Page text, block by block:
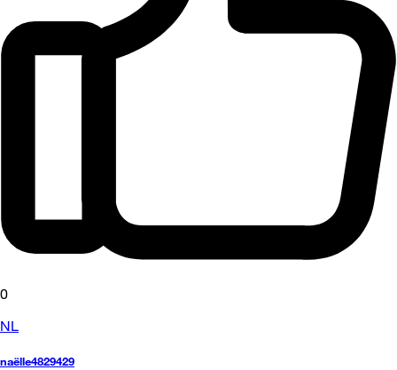
0
NL
naëlle4829429